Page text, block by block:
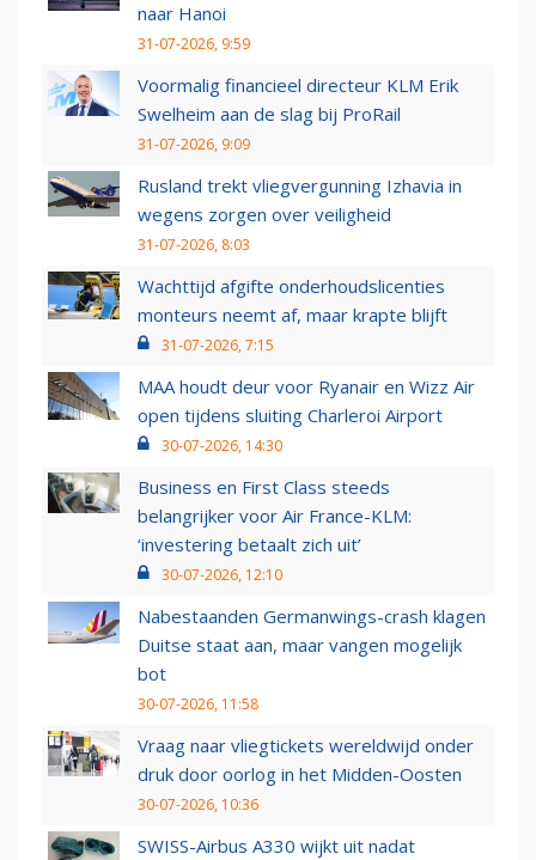
naar Hanoi
31-07-2026, 9:59
Voormalig financieel directeur KLM Erik
Swelheim aan de slag bij ProRail
31-07-2026, 9:09
Rusland trekt vliegvergunning Izhavia in
wegens zorgen over veiligheid
31-07-2026, 8:03
Wachttijd afgifte onderhoudslicenties
monteurs neemt af, maar krapte blijft
31-07-2026, 7:15
MAA houdt deur voor Ryanair en Wizz Air
open tijdens sluiting Charleroi Airport
30-07-2026, 14:30
Business en First Class steeds
belangrijker voor Air France-KLM:
‘investering betaalt zich uit’
30-07-2026, 12:10
Nabestaanden Germanwings-crash klagen
Duitse staat aan, maar vangen mogelijk
bot
30-07-2026, 11:58
Vraag naar vliegtickets wereldwijd onder
druk door oorlog in het Midden-Oosten
30-07-2026, 10:36
SWISS-Airbus A330 wijkt uit nadat